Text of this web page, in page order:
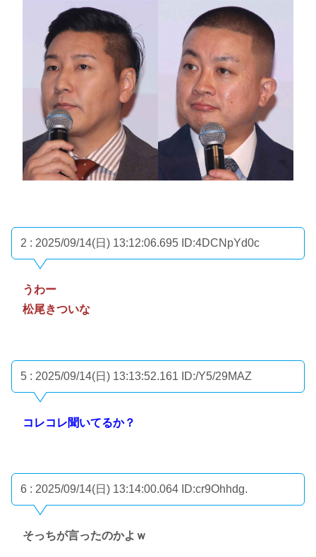
2 : 2025/09/14(日) 13:12:06.695 ID:4DCNpYd0c
うわー
松尾きついな
5 : 2025/09/14(日) 13:13:52.161 ID:/Y5/29MAZ
コレコレ聞いてるか？
6 : 2025/09/14(日) 13:14:00.064 ID:cr9Ohhdg.
そっちが言ったのかよｗ